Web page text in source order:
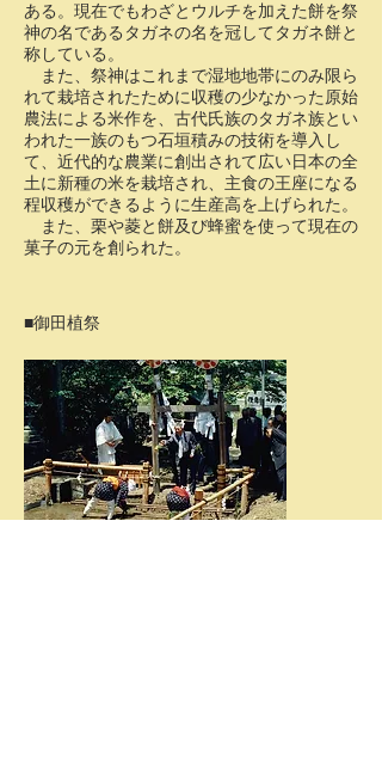
ある。現在でもわざとウルチを加えた餅を祭
神の名であるタガネの名を冠してタガネ餅と
称している。
また、祭神はこれまで湿地地帯にのみ限ら
れて栽培されたために収穫の少なかった原始
農法による米作を、古代氏族のタガネ族とい
われた一族のもつ石垣積みの技術を導入し
て、近代的な農業に創出されて広い日本の全
土に新種の米を栽培され、主食の王座になる
程収穫ができるように生産高を上げられた。
また、栗や菱と餅及び蜂蜜を使って現在の
菓子の元を創られた。
■御田植祭